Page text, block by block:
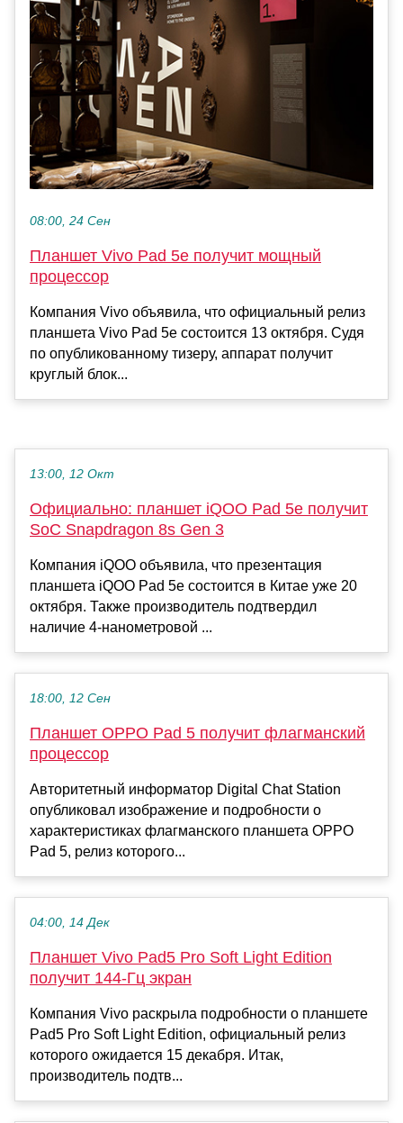
08:00, 24 Сен
Планшет Vivo Pad 5e получит мощный
процессор
Компания Vivo объявила, что официальный релиз
планшета Vivo Pad 5e состоится 13 октября. Судя
по опубликованному тизеру, аппарат получит
круглый блок...
13:00, 12 Окт
Официально: планшет iQOO Pad 5e получит
SoC Snapdragon 8s Gen 3
Компания iQOO объявила, что презентация
планшета iQOO Pad 5e состоится в Китае уже 20
октября. Также производитель подтвердил
наличие 4-нанометровой ...
18:00, 12 Сен
Планшет OPPO Pad 5 получит флагманский
процессор
Авторитетный информатор Digital Chat Station
опубликовал изображение и подробности о
характеристиках флагманского планшета OPPO
Pad 5, релиз которого...
04:00, 14 Дек
Планшет Vivo Pad5 Pro Soft Light Edition
получит 144-Гц экран
Компания Vivo раскрыла подробности о планшете
Pad5 Pro Soft Light Edition, официальный релиз
которого ожидается 15 декабря. Итак,
производитель подтв...